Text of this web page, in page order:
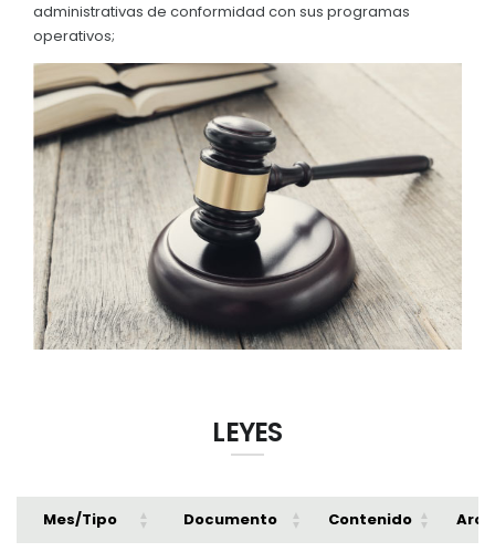
Plan Anual Contratación - PAC
Plan Operativo Anual - POA
Convenios Institucionales
PRESUPUESTO: EJECUCIÓN Y REPORTES
Cédulas presupuestarias y balances
Procesos de contratación
Ejecución Presupuestaria
Obras y proyectos
administrativas de conformidad con sus programas
operativos;
LEYES
Mes/Tipo Documento Contenido